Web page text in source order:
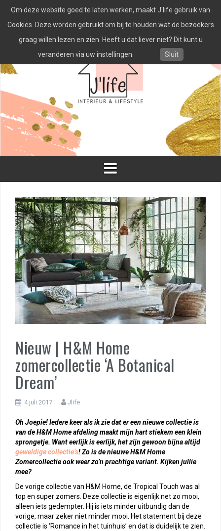
naar
inhoud
Nieuw | H&M Home
zomercollectie ‘A Botanical
Dream’
4 juli 2017 Jlife
Oh Joepie! Iedere keer als ik zie dat er een nieuwe collectie is
van de H&M Home afdeling maakt mijn hart stiekem een klein
sprongetje. Want eerlijk is eerlijk, het zijn gewoon bijna altijd
geweldige collectie’s! Zo is de nieuwe H&M Home
Zomercollectie ook weer zo’n prachtige variant. Kijken jullie
mee?
De vorige collectie van H&M Home, de Tropical Touch was al
top en super zomers. Deze collectie is eigenlijk net zo mooi,
alleen iets gedempter. Hij is iets minder uitbundig dan de
vorige, maar zeker niet minder mooi. Het statement bij deze
collectie is ‘Romance in het tuinhuis’ en dat is duidelijk te zien.
Om deze website goed te laten werken, maakt J'life gebruik van
Cookies. Deze worden gebruikt om bij te houden wat de bezoekers
graag willen lezen en zien. Heeft u dat liever niet? Dit kunt u
veranderen via uw instellingen.
Sluit